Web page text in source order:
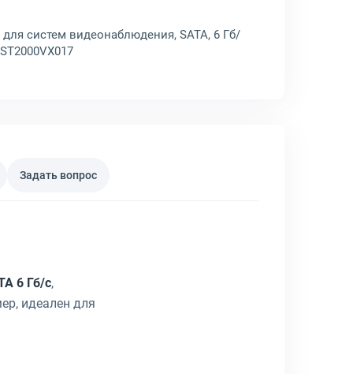
для систем видеонаблюдения, SATA, 6 Гб/
Задать вопрос
6 Гб/с,
идеален для